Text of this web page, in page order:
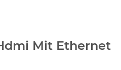
Mit Ethernet